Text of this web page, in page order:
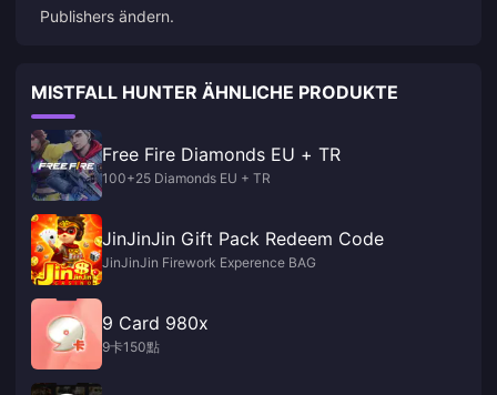
Publishers ändern.
MISTFALL HUNTER ÄHNLICHE PRODUKTE
Free Fire Diamonds EU + TR
100+25 Diamonds EU + TR
JinJinJin Gift Pack Redeem Code
JinJinJin Firework Experence BAG
9 Card 980x
9卡150點